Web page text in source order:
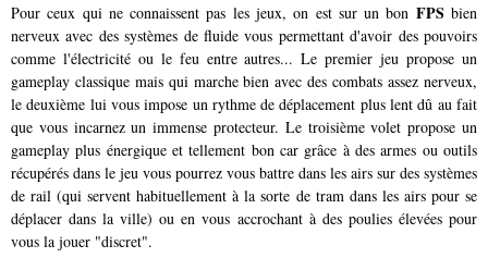
Pour ceux qui ne connaissent pas les jeux, on est sur un bon FPS bien
nerveux avec des systèmes de fluide vous permettant d'avoir des pouvoirs
comme l'électricité ou le feu entre autres... Le premier jeu propose un
gameplay classique mais qui marche bien avec des combats assez nerveux,
le deuxième lui vous impose un rythme de déplacement plus lent dû au fait
que vous incarnez un immense protecteur. Le troisième volet propose un
gameplay plus énergique et tellement bon car grâce à des armes ou outils
récupérés dans le jeu vous pourrez vous battre dans les airs sur des systèmes
de rail (qui servent habituellement à la sorte de tram dans les airs pour se
déplacer dans la ville) ou en vous accrochant à des poulies élevées pour
vous la jouer "discret".